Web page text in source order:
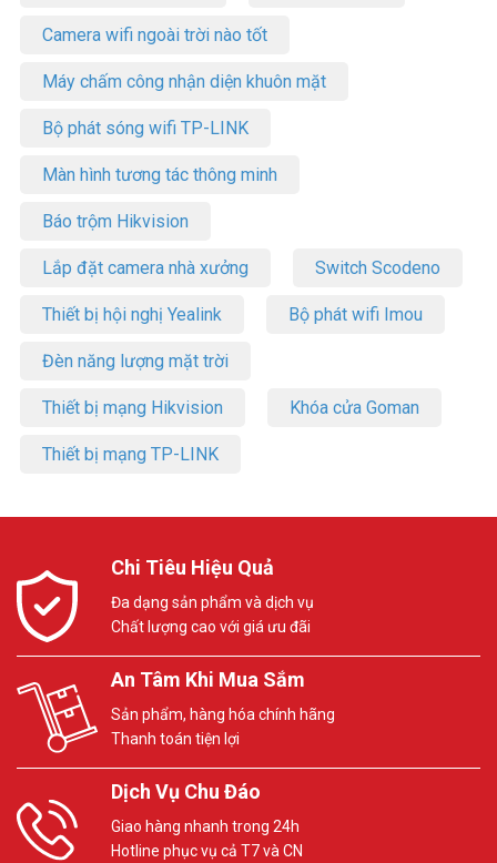
Camera wifi ngoài trời nào tốt
Máy chấm công nhận diện khuôn mặt
Bộ phát sóng wifi TP-LINK
Màn hình tương tác thông minh
Báo trộm Hikvision
Lắp đặt camera nhà xưởng Switch Scodeno
Thiết bị hội nghị Yealink Bộ phát wifi Imou
Đèn năng lượng mặt trời
Thiết bị mạng Hikvision Khóa cửa Goman
Thiết bị mạng TP-LINK
Chi Tiêu Hiệu Quả
Đa dạng sản phẩm và dịch vụ
Chất lượng cao với giá ưu đãi
An Tâm Khi Mua Sắm
Sản phẩm, hàng hóa chính hãng
Thanh toán tiện lợi
Dịch Vụ Chu Đáo
Giao hàng nhanh trong 24h
Hotline phục vụ cả T7 và CN